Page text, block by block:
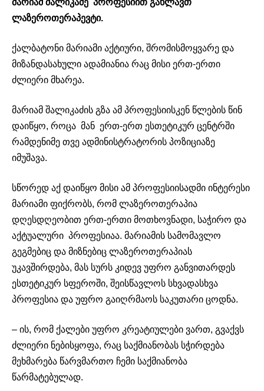
მარიამ შალიკაძე პროფესიით გახლავთ
ლაზეროთერაპევტი.
ქალბატონი მარიამი აქტიური, შრომისმოყვარე და
მიზანდასახული ადამიანია რაც მისი ერთ-ერთი
ძლიერი მხარეა.
მარიამ შალიკაძის გზა ამ პროფესიისკენ წლების წინ
დაიწყო, როცა მან ერთ-ერთ ესთეტიკურ ცენტრში
რამდენიმე თვე ადმინისტრატორის პოზიციაზე
იმუშავა.
სწორედ აქ დაიწყო მისი ამ პროფესიისადმი ინტერესი
მარიამი ფიქრობს, რომ ლაზეროთერაპია
დღესდღეობით ერთ-ერთი მოთხოვნადი, საჭირო და
აქტუალური პროფესიაა. მარიამის სამომავლო
გეგმებიც და მიზნებიც ლაზეროთერაპიას
უკავშირდება, მას სურს კიდევ უფრო განვითარდეს
ესთეტიკურ სფეროში, შეისწავლოს სხვადასხვა
პროფესია და უფრო გაიღრმაოს საკუთარი ცოდნა.
– ის, რომ ქალები უფრო კრეატიულები ვართ, გვაქვს
ძლიერი ნებისყოფა, რაც საქმიანობას სჭირდება
მეხმარება წარვმართო ჩემი საქმიანობა
წარმატებულად.